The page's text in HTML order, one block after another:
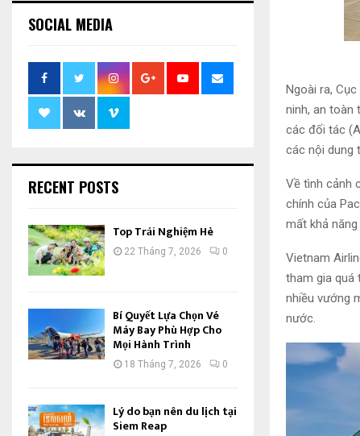
Ngoài ra,
ninh, an toàn
các đối tác
các nội dung
Về tình cảnh
chính của
mất khả
Vietnam
tham gia quá
nhiều vướng
nước.
SOCIAL MEDIA
RECENT POSTS
Top Trải Nghiệm Hè
22 Tháng 7, 2026 0
Bí Quyết Lựa Chọn Vé
Máy Bay Phù Hợp Cho
Mọi Hành Trình
18 Tháng 7, 2026 0
Lý do bạn nên du lịch tại
Siem Reap